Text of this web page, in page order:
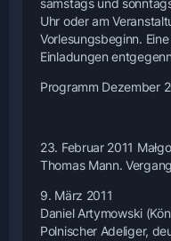
samstags und
Uhr oder am
Vorlesungsbeginn.
Einladungen
Programm Dezember
23. Februar 2011
Thomas Mann.
9. März 2011
Daniel Artymowski
Polnischer Adeliger,